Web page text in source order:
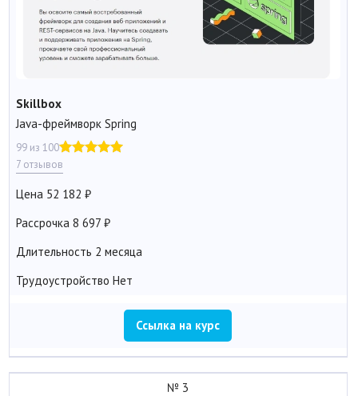
Skillbox
Java-фреймворк Spring
99 из 100
7 отзывов
Цена 52 182
Рассрочка 8 697
Длительность 2 месяца
Трудоустройство Нет
Ссылка на курс
№ 3